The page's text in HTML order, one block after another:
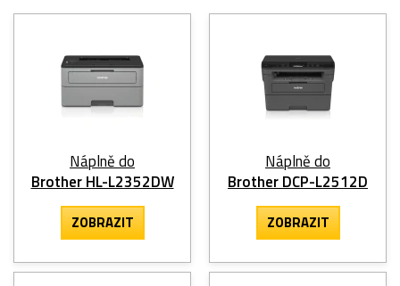
Náplně do
Brother HL-L2352DW
ZOBRAZIT
Náplně do
Brother DCP-L2512D
ZOBRAZIT